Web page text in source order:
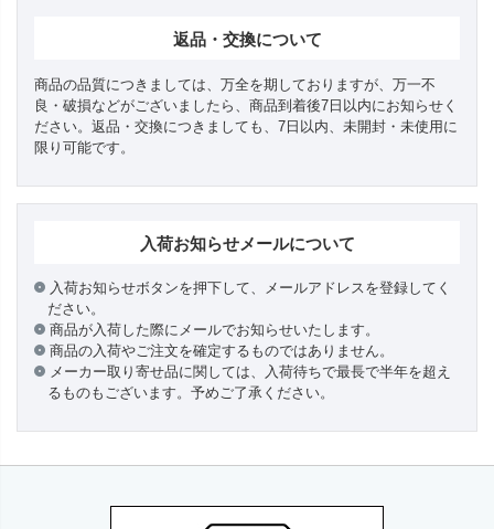
返品・交換について
商品の品質につきましては、万全を期しておりますが、万一不
良・破損などがございましたら、商品到着後7日以内にお知らせく
ださい。返品・交換につきましても、7日以内、未開封・未使用に
限り可能です。
入荷お知らせメールについて
入荷お知らせボタンを押下して、メールアドレスを登録してく
ださい。
商品が入荷した際にメールでお知らせいたします。
商品の入荷やご注文を確定するものではありません。
メーカー取り寄せ品に関しては、入荷待ちで最長で半年を超え
るものもございます。予めご了承ください。